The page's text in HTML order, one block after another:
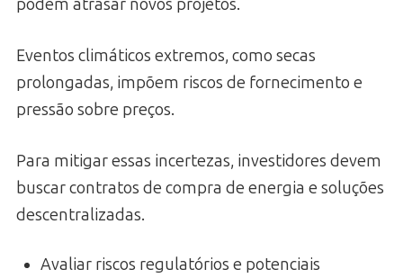
podem atrasar novos projetos.
Eventos climáticos extremos, como secas
prolongadas, impõem riscos de fornecimento e
pressão sobre preços.
Para mitigar essas incertezas, investidores devem
buscar contratos de compra de energia e soluções
descentralizadas.
Avaliar riscos regulatórios e potenciais